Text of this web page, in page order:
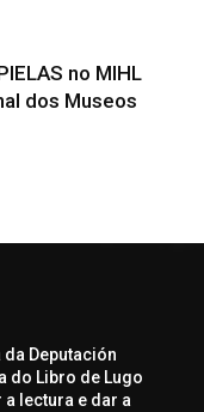
no MIHL
dos Museos
Deputación
do Libro de Lugo
lectura e dar a